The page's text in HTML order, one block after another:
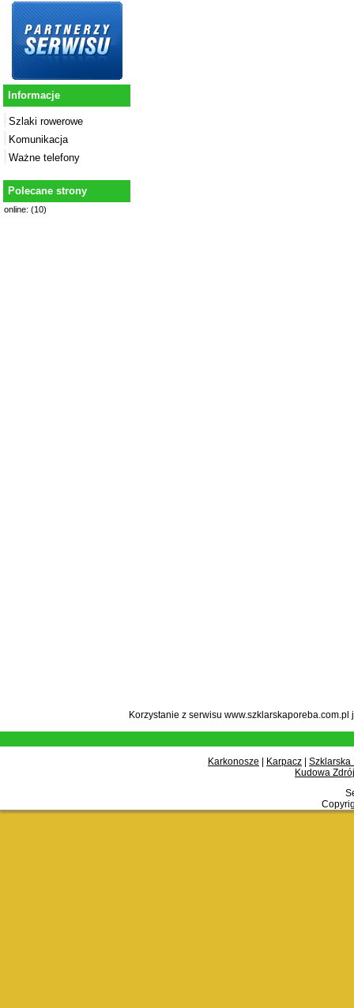
Informacje
Szlaki rowerowe
Komunikacja
Ważne telefony
Polecane strony
online: (10)
Korzystanie z serwisu
Karkonosze Karpacz
Szklarska
Kudowa